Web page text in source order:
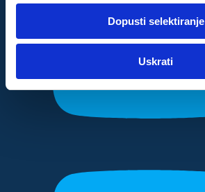
dok ste upotrebljavali njihove usluge.
Marketinški
Dopusti selektiranje
Uskrati